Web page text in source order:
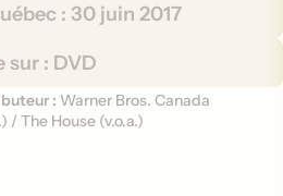
: 30 juin 2017
sur : DVD
: Warner Bros. Canada
) /The House (v.o.a.)